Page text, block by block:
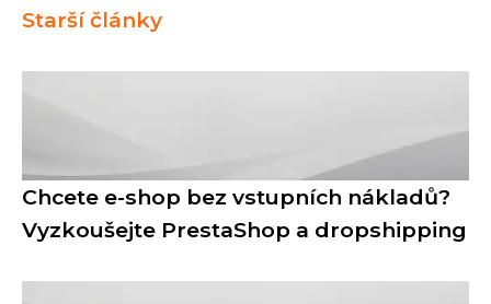
Starší články
Chcete e-shop bez vstupních nákladů?
Vyzkoušejte PrestaShop a dropshipping